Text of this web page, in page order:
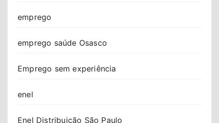
emprego
emprego saúde Osasco
Emprego sem experiência
enel
Enel Distribuição São Paulo